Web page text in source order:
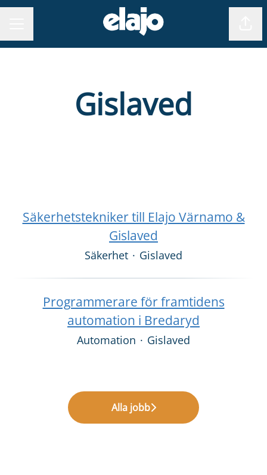
Gislaved
Säkerhetstekniker till Elajo Värnamo &
Gislaved
Säkerhet · Gislaved
Programmerare för framtidens
automation i Bredaryd
Automation · Gislaved
Alla jobb